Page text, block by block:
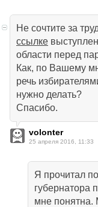
Не сочтите за
ссылке
области перед
Как, по Вашему
речь
нужно делать?
Спасибо.
volonter
25 апреля 2016, 11:33
Я прочитал
губернатора
мне понятна.